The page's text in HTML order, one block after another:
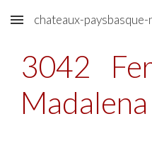
Skip to main content
chateaux-
3042
Madalena